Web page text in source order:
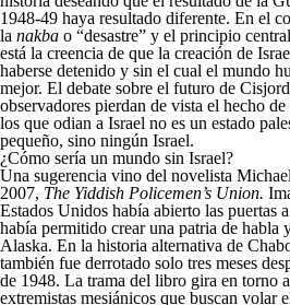
1948-49 haya resultado diferente. En el
la nakba o “desastre” y el principio
está la creencia de que la creación de
haberse detenido y sin el cual el mundo
mejor. El debate sobre el futuro de
observadores pierdan de vista el hecho
los que odian a Israel no es un estado
pequeño, sino ningún Israel.
¿Cómo sería un mundo sin Israel?
Una sugerencia vino del novelista
2007, The Yiddish Policemen’s Union.
Estados Unidos había abierto las puertas
había permitido crear una patria de habla
Alaska. En la historia alternativa de
también fue derrotado solo tres meses
de 1948. La trama del libro gira en torno
extremistas mesiánicos que buscan volar